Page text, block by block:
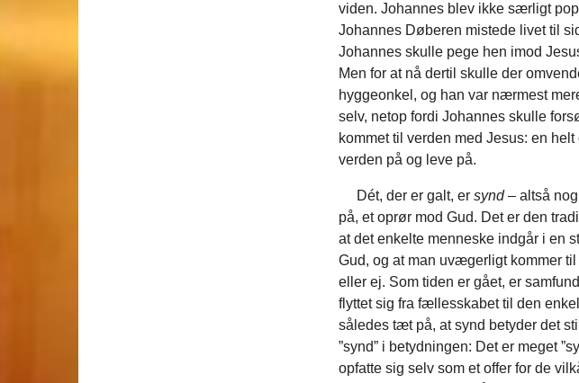
viden. Johannes blev ikke særligt
Johannes Døberen mistede livet til
Johannes skulle pege hen imod
Men for at nå dertil skulle der
hyggeonkel, og han var nærmest
selv, netop fordi Johannes skulle
kommet til verden med Jesus: en
verden på og leve på.
Dét, der er galt, er synd– altså
på, et oprør mod Gud. Det er den
at det enkelte menneske indgår i en
Gud, og at man uvægerligt kommer
eller ej. Som tiden er gået, er
flyttet sig fra fællesskabet til den
således tæt på, at synd betyder det
”synd” i betydningen: Det er meget
opfatte sig selv som et offer for de